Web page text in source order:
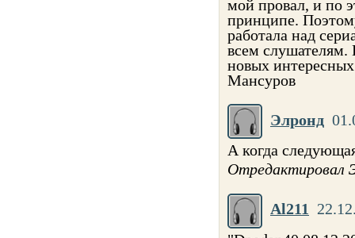
мой провал, и по
принципе.
работала над
всем
новых
Мансуров
Элронд
А когда
Отредактировал
Al211